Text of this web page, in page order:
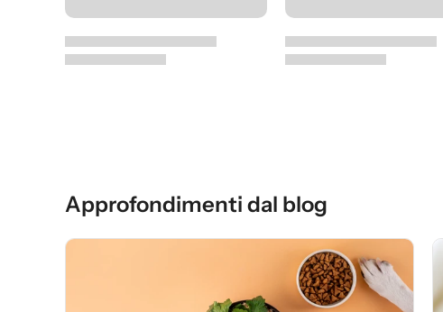
Approfondimenti dal blog